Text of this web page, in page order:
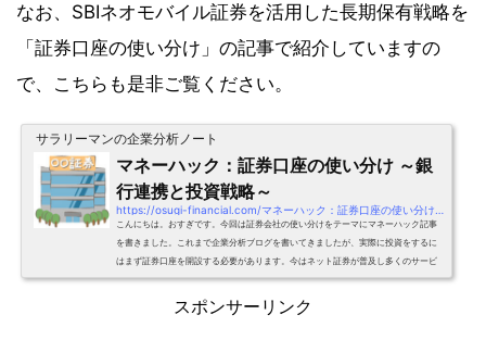
なお、SBIネオモバイル証券を活用した長期保有戦略を
「証券口座の使い分け」の記事で紹介していますの
で、こちらも是非ご覧ください。
サラリーマンの企業分析ノート
マネーハック：証券口座の使い分け ～銀
行連携と投資戦略～
こんにちは。おすぎです。今回は証券会社の使い分けをテーマにマネーハック記事
を書きました。これまで企業分析ブログを書いてきましたが、実際に投資をするに
はまず証券口座を開設する必要があります。今はネット証券が普及し多くのサービ
スが展開され、便利な一方でどうやって選べばよいか悩んでしまいますよね。そこ
で私の利用している証券口座と選んだ理由、そして活用方法について、経験に基づ
いてご紹介させていただきます。ぜひご覧ください！1. 証券口座証券口座とはまず
スポンサーリンク